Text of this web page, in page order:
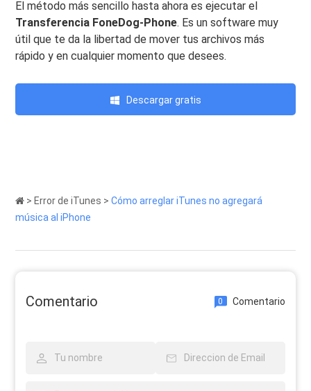
El método más sencillo hasta ahora es ejecutar el
Transferencia FoneDog-Phone. Es un software muy
útil que te da la libertad de mover tus archivos más
rápido y en cualquier momento que desees.
Descargar gratis
> Error de iTunes >Cómo arreglar iTunes no agregará
música al iPhone
Comentario 0 Comentario